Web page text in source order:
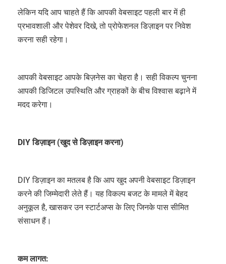
लेकिन यदि आप चाहते हैं कि आपकी वेबसाइट पहली बार में ही
प्रभावशाली और पेशेवर दिखे, तो प्रोफेशनल डिज़ाइन पर निवेश
करना सही रहेगा।
आपकी वेबसाइट आपके बिज़नेस का चेहरा है। सही विकल्प चुनना
आपकी डिजिटल उपस्थिति और ग्राहकों के बीच विश्वास बढ़ाने में
मदद करेगा।
DIY डिज़ाइन (खुद से डिज़ाइन करना)
DIY डिज़ाइन का मतलब है कि आप खुद अपनी वेबसाइट डिज़ाइन
करने की जिम्मेदारी लेते हैं। यह विकल्प बजट के मामले में बेहद
अनुकूल है, खासकर उन स्टार्टअप्स के लिए जिनके पास सीमित
संसाधन हैं।
कम लागत: